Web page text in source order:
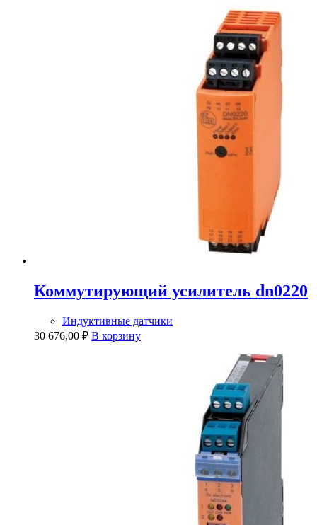
Коммутирующий усилитель dn0220
Индуктивные датчики
30 676,00 ₽ В корзину